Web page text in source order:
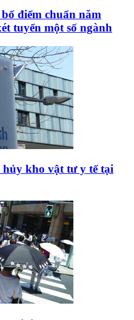
điểm chuẩn năm
tuyển một số ngành
hủy kho vật tư y tế tại